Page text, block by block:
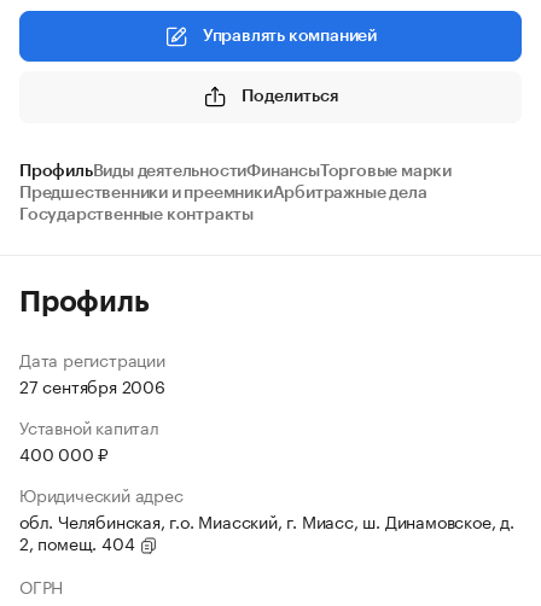
Управлять компанией
Поделиться
ПрофильВиды деятельностиФинансыТорговые марки
Предшественники и преемникиАрбитражные дела
Государственные контракты
Профиль
Дата регистрации
27 сентября 2006
Уставной капитал
400 000 ₽
Юридический адрес
обл. Челябинская, г.о. Миасский, г. Миасс, ш. Динамовское, д.
2, помещ. 404
ОГРН